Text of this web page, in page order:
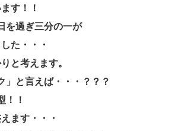
す！！
を過ぎ三分の一が
た・・・
と考えます。
」と言えば・・・？？？
！！
ます・・・